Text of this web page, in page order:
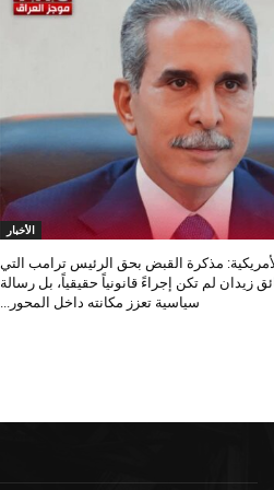
الأخبار
مذكرة القبض بحق الرئيس ترامب التي
زيدان لم تكن إجراءً قانونياً حقيقياً، بل رسالة
سياسية تعزز مكانته داخل المحور...